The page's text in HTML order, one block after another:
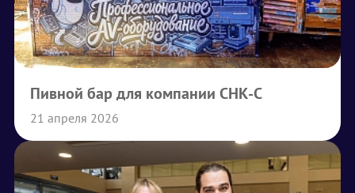
Пивной бар для компании СНК-С
21 апреля 2026